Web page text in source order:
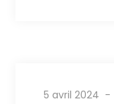
5 avril 2024